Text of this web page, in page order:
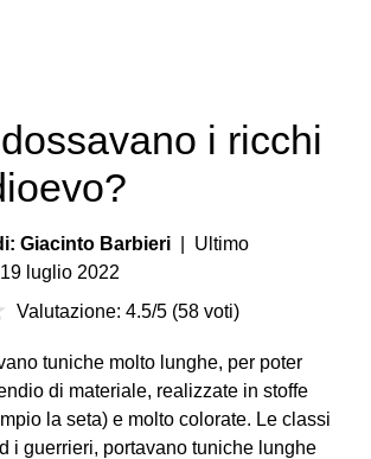
i ricchi
Giacinto Barbieri | Ultimo
luglio 2022
Valutazione: 4.5/5 (58 voti)
tuniche molto lunghe, per poter
di materiale, realizzate in stoffe
la seta) e molto colorate. Le classi
i guerrieri, portavano tuniche lunghe